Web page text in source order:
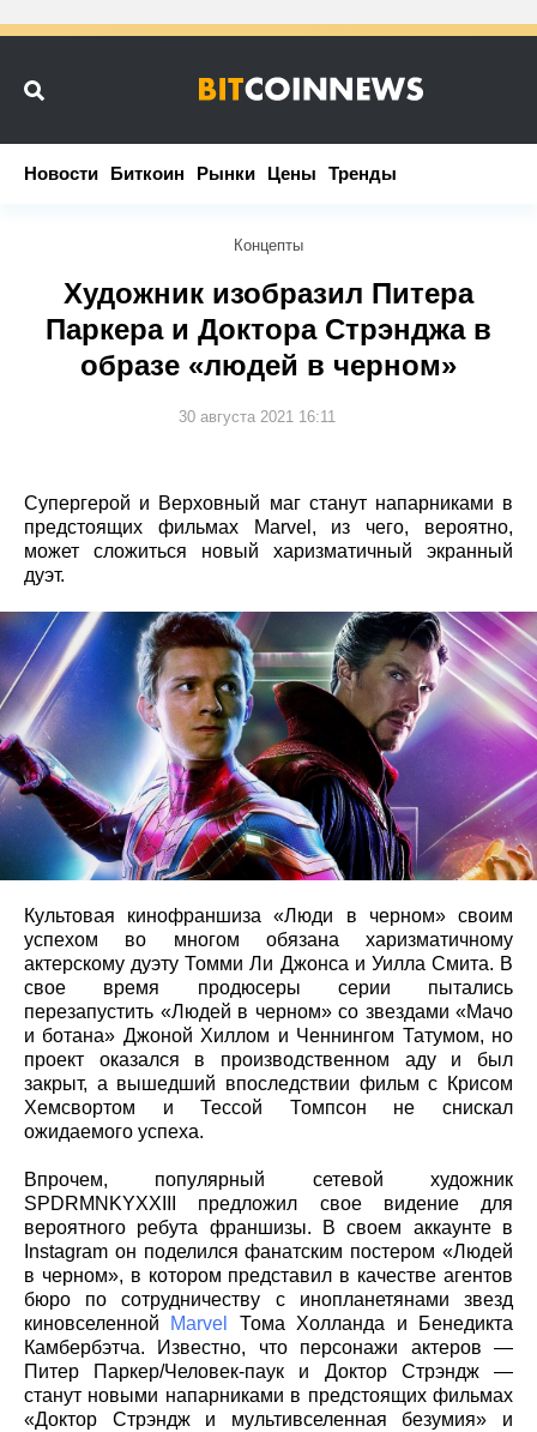
Новости Биткоин Рынки Цены Тренды
Новости Биткоин Рынки Цены Тренды
Концепты
Художник изобразил Питера
Паркера и Доктора Стрэнджа в
образе «людей в черном»
30 августа 2021 16:11
Супергерой и Верховный маг станут напарниками в
предстоящих фильмах Marvel, из чего, вероятно,
может сложиться новый харизматичный экранный
дуэт.
Культовая кинофраншиза «Люди в черном» своим
успехом во многом обязана харизматичному
актерскому дуэту Томми Ли Джонса и Уилла Смита. В
свое время продюсеры серии пытались
перезапустить «Людей в черном» со звездами «Мачо
и ботана» Джоной Хиллом и Ченнингом Татумом, но
проект оказался в производственном аду и был
закрыт, а вышедший впоследствии фильм с Крисом
Хемсвортом и Тессой Томпсон не снискал
ожидаемого успеха.
Впрочем, популярный сетевой художник
SPDRMNKYXXIII предложил свое видение для
вероятного ребута франшизы. В своем аккаунте в
Instagram он поделился фанатским постером «Людей
в черном», в котором представил в качестве агентов
бюро по сотрудничеству с инопланетянами звезд
киновселенной Marvel
Тома Холланда и Бенедикта
Камбербэтча. Известно, что персонажи актеров —
Питер Паркер/Человек-паук и Доктор Стрэндж —
станут новыми напарниками в предстоящих фильмах
«Доктор Стрэндж и мультивселенная безумия» и